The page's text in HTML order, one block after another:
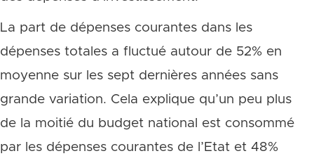
La part de dépenses courantes dans les
dépenses totales a fluctué autour de 52% en
moyenne sur les sept dernières années sans
grande variation. Cela explique qu’un peu plus
de la moitié du budget national est consommé
par les dépenses courantes de l’Etat et 48%